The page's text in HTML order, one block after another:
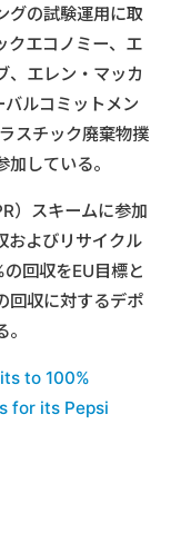
グの試験運用に取
クエコノミー、エ
、エレン・マッカ
ルコミットメン
スチック廃棄物撲
している。
）スキームに参加
およびリサイクル
回収をEU目標と
回収に対するデポ
to 100%
for its Pepsi